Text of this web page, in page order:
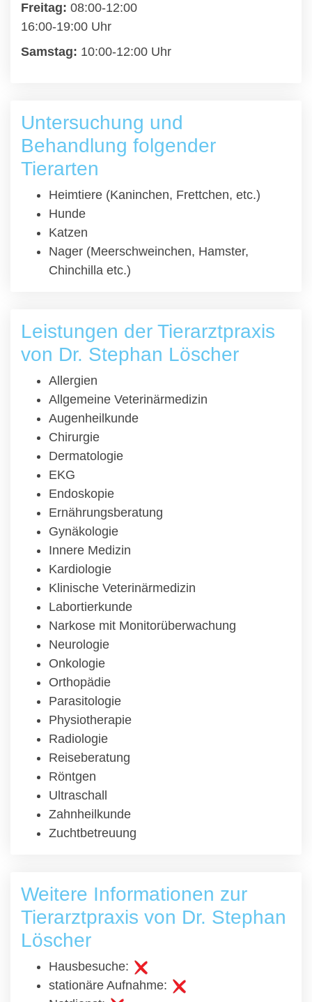
Freitag: 08:00-12:00
16:00-19:00 Uhr
Samstag: 10:00-12:00 Uhr
Untersuchung und
Behandlung folgender
Tierarten
Heimtiere (Kaninchen, Frettchen, etc.)
Hunde
Katzen
Nager (Meerschweinchen, Hamster,
Chinchilla etc.)
Leistungen der Tierarztpraxis
von Dr. Stephan Löscher
Allergien
Allgemeine Veterinärmedizin
Augenheilkunde
Chirurgie
Dermatologie
EKG
Endoskopie
Ernährungsberatung
Gynäkologie
Innere Medizin
Kardiologie
Klinische Veterinärmedizin
Labortierkunde
Narkose mit Monitorüberwachung
Neurologie
Onkologie
Orthopädie
Parasitologie
Physiotherapie
Radiologie
Reiseberatung
Röntgen
Ultraschall
Zahnheilkunde
Zuchtbetreuung
Weitere Informationen zur
Tierarztpraxis von Dr. Stephan
Löscher
Hausbesuche:
stationäre Aufnahme: